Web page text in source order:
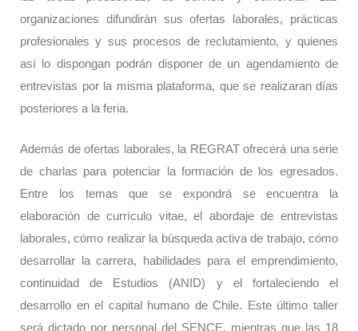
organizaciones difundirán sus ofertas laborales, prácticas
profesionales y sus procesos de reclutamiento, y quienes
así lo dispongan podrán disponer de un agendamiento de
entrevistas por la misma plataforma, que se realizaran días
posteriores a la feria.
Además de ofertas laborales, la REGRAT ofrecerá una serie
de charlas para potenciar la formación de los egresados.
Entre los temas que se expondrá se encuentra la
elaboración de currículo vitae, el abordaje de entrevistas
laborales, cómo realizar la búsqueda activa de trabajo, cómo
desarrollar la carrera, habilidades para el emprendimiento,
continuidad de Estudios (ANID) y el fortaleciendo el
desarrollo en el capital humano de Chile. Este último taller
será dictado por personal del SENCE, mientras que las 18